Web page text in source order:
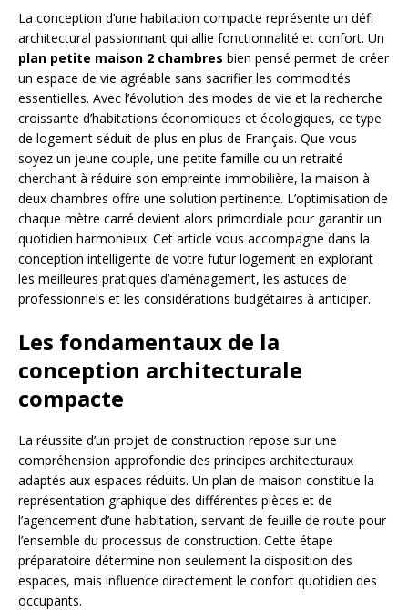
La conception d’une habitation compacte représente un défi
architectural passionnant qui allie fonctionnalité et confort. Un
plan petite maison 2 chambres bien pensé permet de créer
un espace de vie agréable sans sacrifier les commodités
essentielles. Avec l’évolution des modes de vie et la recherche
croissante d’habitations économiques et écologiques, ce type
de logement séduit de plus en plus de Français. Que vous
soyez un jeune couple, une petite famille ou un retraité
cherchant à réduire son empreinte immobilière, la maison à
deux chambres offre une solution pertinente. L’optimisation de
chaque mètre carré devient alors primordiale pour garantir un
quotidien harmonieux. Cet article vous accompagne dans la
conception intelligente de votre futur logement en explorant
les meilleures pratiques d’aménagement, les astuces de
professionnels et les considérations budgétaires à anticiper.
Les fondamentaux de la
conception architecturale
compacte
La réussite d’un projet de construction repose sur une
compréhension approfondie des principes architecturaux
adaptés aux espaces réduits. Un plan de maison constitue la
représentation graphique des différentes pièces et de
l’agencement d’une habitation, servant de feuille de route pour
l’ensemble du processus de construction. Cette étape
préparatoire détermine non seulement la disposition des
espaces, mais influence directement le confort quotidien des
occupants.